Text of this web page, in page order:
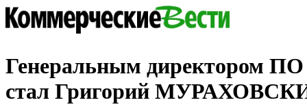
Генеральным директором
стал Григорий